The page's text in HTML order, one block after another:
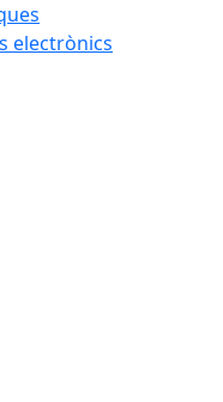
electrònics